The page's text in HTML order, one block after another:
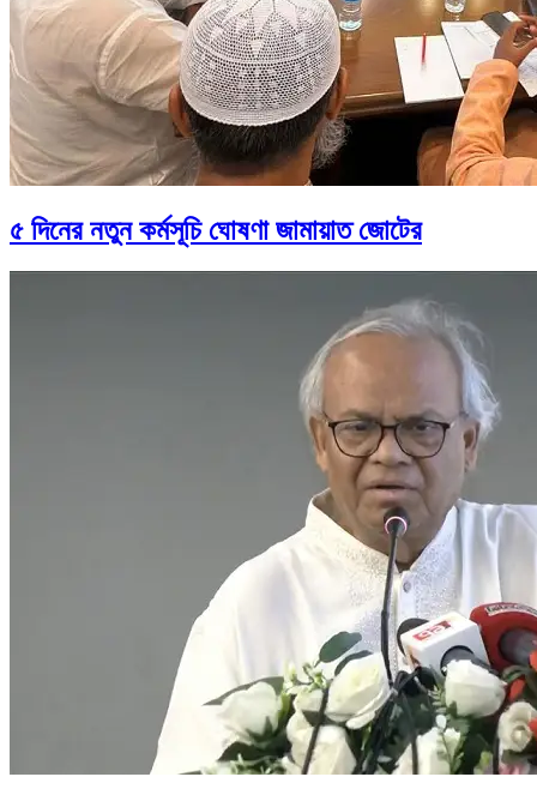
৫ দিনের নতুন কর্মসূচি ঘোষণা জামায়াত জোটের